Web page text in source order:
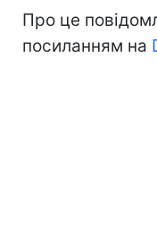
Про це
посиланням на